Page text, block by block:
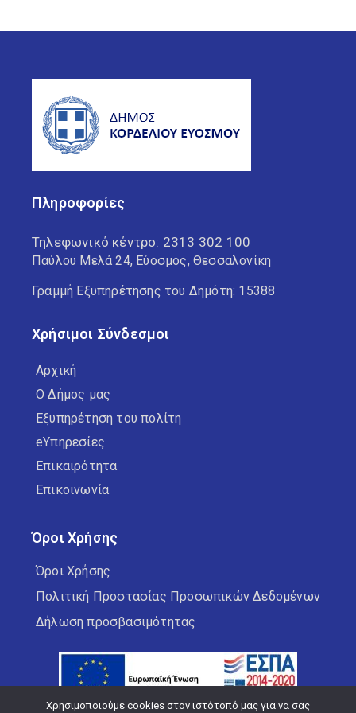
Πληροφορίες
Τηλεφωνικό κέντρο: 2313 302 100
Παύλου Μελά 24, Εύοσμος, Θεσσαλονίκη
Γραμμή Εξυπηρέτησης του Δημότη: 15388
Χρήσιμοι Σύνδεσμοι
Αρχική
Ο Δήμος μας
Εξυπηρέτηση του πολίτη
eΥπηρεσίες
Επικαιρότητα
Επικοινωνία
Όροι Χρήσης
Όροι Χρήσης
Πολιτική Προστασίας Προσωπικών Δεδομένων
Δήλωση προσβασιμότητας
Χρησιμοποιούμε cookies στον ιστότοπό μας για να σας